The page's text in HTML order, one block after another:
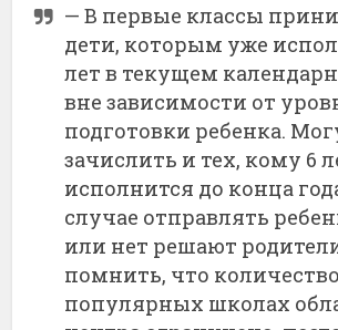
— В первые классы
дети, которым уже
лет в текущем
вне зависимости от
подготовки ребенка.
зачислить и тех, кому 6
исполнится до конца
случае отправлять
или нет решают
помнить, что
популярных школах